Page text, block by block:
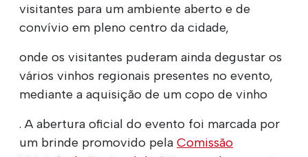
visitantes para um ambiente aberto e de
convívio em pleno centro da cidade,
onde os visitantes puderam ainda degustar os
vários vinhos regionais presentes no evento,
mediante a aquisição de um copo de vinho
. A abertura oficial do evento foi marcada por
um brinde promovido pela Comissão